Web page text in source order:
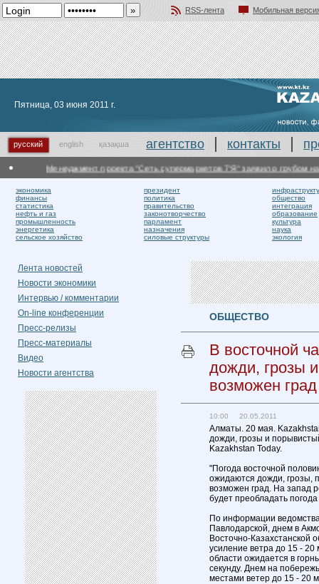
RSS-лента
Мобильная
Пятница, 03 июня 2011 г.
русский english қазақша агентство контакты
Менеджмент проекта "Сеть супермаркетов 7'Я" заявил о грубом
экономика
финансы
статистика
нефть и газ
промышленность
энергетика
сельское хозяйство
президент
политика
правительство
законотворчество
парламент
назначения
силовые структуры
общество
интеграция
образование
культура
наука
экология
Лента новостей
Новости экономики
Интервью / комментарии
On-line конференции
Пресс-релизы
Пресс-материалы
Видео
Новости агентства
ОБЩЕСТВО
В восточной
дожди, грозы
возможен град
10:00 20.05.2011
Алматы. 20 мая.
дожди, грозы и
Kazakhstan Today.
"Погода восточной
ожидаются дожди, грозы,
возможен град. На запад
будет преобладать
По информации
Павлодарской, днем в
Восточно-Казахстанской
усиление ветра до 15 - 20
области ожидается в
секунду. Днем на
местами ветер до 15 - 20